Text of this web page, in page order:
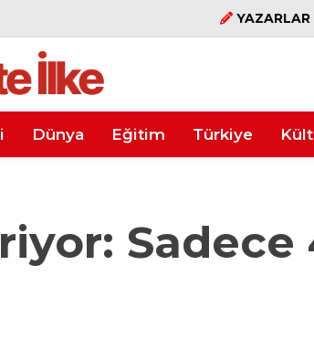
YAZARLAR
Dünya Eğitim Türkiye
Sadece